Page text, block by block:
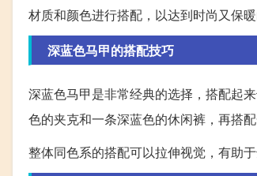
材质和颜色进行搭配，以达到时尚又保暖
深蓝色马甲的搭配技巧
深蓝色马甲是非常经典的选择，搭配起
色的夹克和一条深蓝色的休闲裤，再搭
整体同色系的搭配可以拉伸视觉，有助